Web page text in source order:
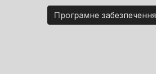
Програмне забезпечення